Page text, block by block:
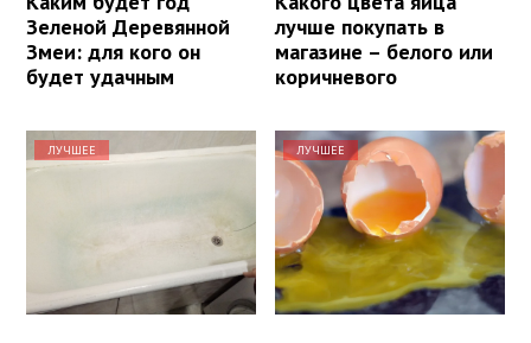
Зеленой Деревянной
Змеи: для кого он
будет удачным
лучше покупать в
магазине – белого или
коричневого
ЛУЧШЕЕ ЛУЧШЕЕ